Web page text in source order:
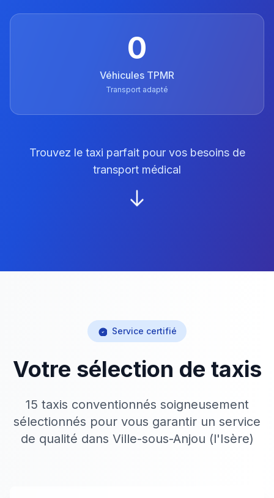
0
Véhicules TPMR
Transport adapté
Trouvez le taxi parfait pour vos besoins de
transport médical
Service certifié
Votre sélection de taxis
15 taxis conventionnés soigneusement
sélectionnés pour vous garantir un service
de qualité dans Ville-sous-Anjou (l'Isère)